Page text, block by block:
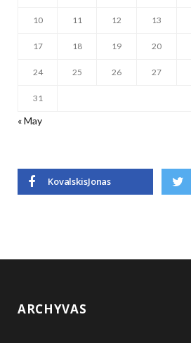
10 11 12 13
17 18 19 20
24 25 26 27
31
« May
KovalskisJonas
ARCHYVAS